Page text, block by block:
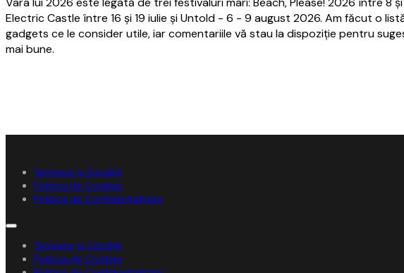
Electric Castle între 16 și 19 iulie și Untold - 6 - 9 august 2026. Am făcut o
gadgets ce le consider utile, iar comentariile vă stau la dispoziție pentru
mai bune.
Termene și Condiții
Politica de Cookies
Politica de Confidențialitate
Termene și Condiții
Politica de Cookies